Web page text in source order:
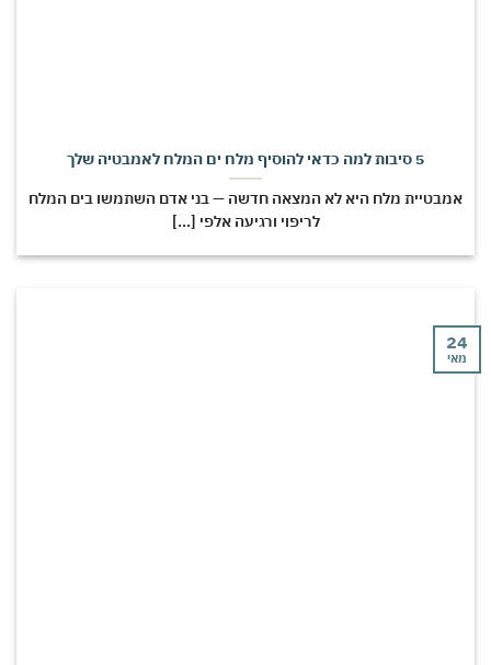
מלח היא לא המצאה חדשה — בני אדם השתמשו בים המלח
לריפוי ורגיעה אלפי [...]